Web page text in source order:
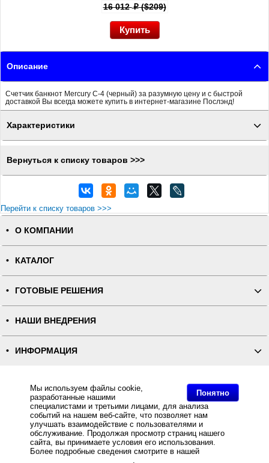
Понятно
Мы используем файлы cookie,
разработанные нашими
специалистами и третьими лицами, для анализа
событий на нашем веб-сайте, что позволяет нам
улучшать взаимодействие с пользователями и
обслуживание. Продолжая просмотр страниц нашего
сайта, вы принимаете условия его использования.
Более подробные сведения смотрите в нашей
.
16 012p($209)
Описание
Счетчик банкнот Mercury C-4 (черный) за разумную цену и с быстрой
доставкой Вы всегда можете купить в интернет-магазине Послэнд!
Характеристики
Вернуться к списку товаров >>>
Перейти к списку товаров >>>
О КОМПАНИИ
КАТАЛОГ
ГОТОВЫЕ РЕШЕНИЯ
НАШИ ВНЕДРЕНИЯ
ИНФОРМАЦИЯ
ПОЛНАЯ ВЕРСИЯ
Интернет-магазин "ПОСЛЭНД" - торгового оборудования, оборудования для автоматизации общепита и
торговли, расходных материалов
Все права защищены, ООО "ПОСЛЭНД" © 2008-2026.
Политика конфиденциальности
Основное: Счетчик банкнот Mercury C-4 (черный) купить, Счетчик банкнот Mercury C-4 (черный) за